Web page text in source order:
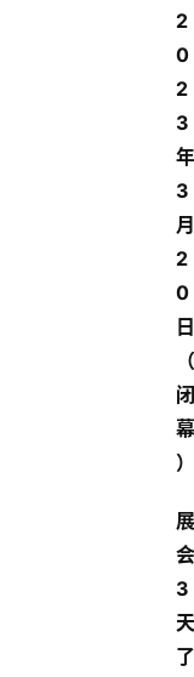
2
0
2
3
年
3
月
2
0
日
（
闭
幕
）
展
会
3
天
了